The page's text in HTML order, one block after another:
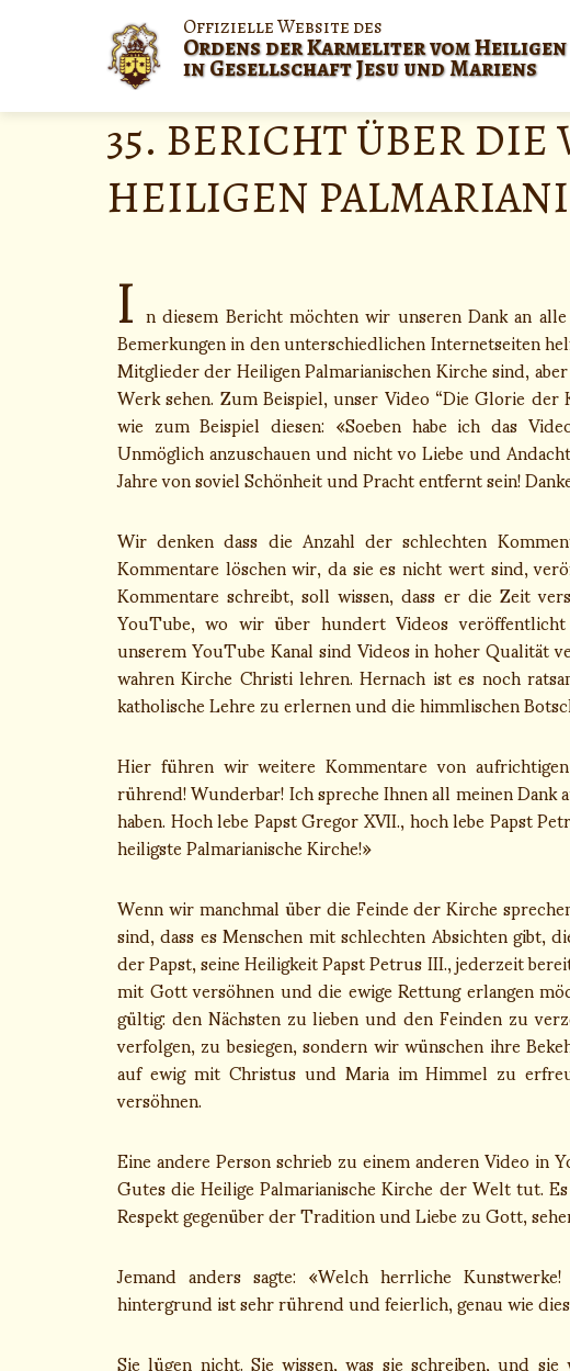
Offizielle Website des
Ordens der Karmeliter vom
in Gesellschaft Jesu und Mariens
35. BERICHT ÜBER DIE
HEILIGEN
I n diesem Bericht möchten wir unseren Dank an
Bemerkungen in den unterschiedlichen Internetseiten
Mitglieder der Heiligen Palmarianischen Kirche sind,
Werk sehen. Zum Beispiel, unser Video “Die Glorie
wie zum Beispiel diesen: «Soeben habe ich das
Unmöglich anzuschauen und nicht vo Liebe und
Jahre von soviel Schönheit und Pracht entfernt sein!
Wir denken dass die Anzahl der schlechten
Kommentare löschen wir, da sie es nicht wert sind,
Kommentare schreibt, soll wissen, dass er die Zeit
YouTube, wo wir über hundert Videos
unserem YouTube Kanal sind Videos in hoher
wahren Kirche Christi lehren. Hernach ist es noch
katholische Lehre zu erlernen und die himmlischen
Hier führen wir weitere Kommentare von
rührend! Wunderbar! Ich spreche Ihnen all meinen
haben. Hoch lebe Papst Gregor XVII., hoch lebe Papst
heiligste Palmarianische Kirche!»
Wenn wir manchmal über die Feinde der Kirche
sind, dass es Menschen mit schlechten Absichten gibt,
der Papst, seine Heiligkeit Papst Petrus III., jederzeit
mit Gott versöhnen und die ewige Rettung erlangen
gültig: den Nächsten zu lieben und den Feinden zu
verfolgen, zu besiegen, sondern wir wünschen ihre
auf ewig mit Christus und Maria im Himmel zu
versöhnen.
Eine andere Person schrieb zu einem anderen Video in
Gutes die Heilige Palmarianische Kirche der Welt tut.
Respekt gegenüber der Tradition und Liebe zu Gott,
Jemand anders sagte: «Welch herrliche
hintergrund ist sehr rührend und feierlich, genau wie